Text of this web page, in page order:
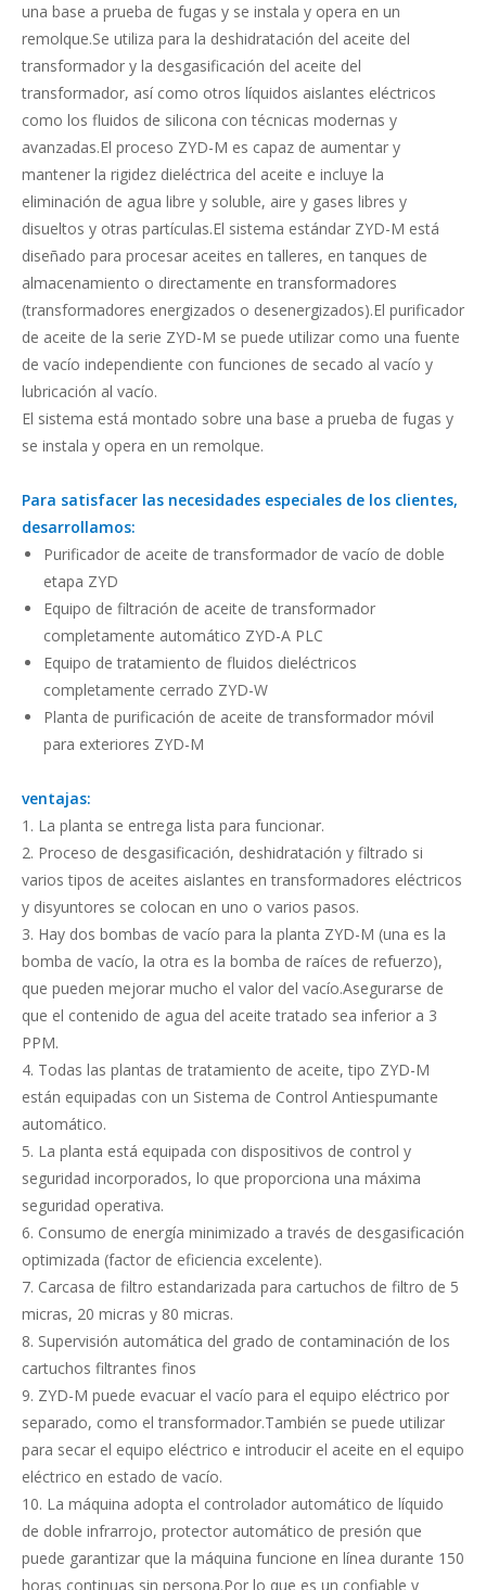
una base a prueba de fugas y se instala y opera en un
remolque.Se utiliza para la deshidratación del aceite del
transformador y la desgasificación del aceite del
transformador, así como otros líquidos aislantes eléctricos
como los fluidos de silicona con técnicas modernas y
avanzadas.El proceso ZYD-M es capaz de aumentar y
mantener la rigidez dieléctrica del aceite e incluye la
eliminación de agua libre y soluble, aire y gases libres y
disueltos y otras partículas.El sistema estándar ZYD-M está
diseñado para procesar aceites en talleres, en tanques de
almacenamiento o directamente en transformadores
(transformadores energizados o desenergizados).El purificador
de aceite de la serie ZYD-M se puede utilizar como una fuente
de vacío independiente con funciones de secado al vacío y
lubricación al vacío.
El sistema está montado sobre una base a prueba de fugas y
se instala y opera en un remolque.
Para satisfacer las necesidades especiales de los clientes,
desarrollamos:
Purificador de aceite de transformador de vacío de doble
etapa ZYD
Equipo de filtración de aceite de transformador
completamente automático ZYD-A PLC
Equipo de tratamiento de fluidos dieléctricos
completamente cerrado ZYD-W
Planta de purificación de aceite de transformador móvil
para exteriores ZYD-M
ventajas:
1. La planta se entrega lista para funcionar.
2. Proceso de desgasificación, deshidratación y filtrado si
varios tipos de aceites aislantes en transformadores eléctricos
y disyuntores se colocan en uno o varios pasos.
3. Hay dos bombas de vacío para la planta ZYD-M (una es la
bomba de vacío, la otra es la bomba de raíces de refuerzo),
que pueden mejorar mucho el valor del vacío.Asegurarse de
que el contenido de agua del aceite tratado sea inferior a 3
PPM.
4. Todas las plantas de tratamiento de aceite, tipo ZYD-M
están equipadas con un Sistema de Control Antiespumante
automático.
5. La planta está equipada con dispositivos de control y
seguridad incorporados, lo que proporciona una máxima
seguridad operativa.
6. Consumo de energía minimizado a través de desgasificación
optimizada (factor de eficiencia excelente).
7. Carcasa de filtro estandarizada para cartuchos de filtro de 5
micras, 20 micras y 80 micras.
8. Supervisión automática del grado de contaminación de los
cartuchos filtrantes finos
9. ZYD-M puede evacuar el vacío para el equipo eléctrico por
separado, como el transformador.También se puede utilizar
para secar el equipo eléctrico e introducir el aceite en el equipo
eléctrico en estado de vacío.
10. La máquina adopta el controlador automático de líquido
de doble infrarrojo, protector automático de presión que
puede garantizar que la máquina funcione en línea durante 150
horas continuas sin persona.Por lo que es un confiable y